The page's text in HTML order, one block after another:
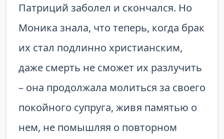
Патриций заболел и скончался. Но
Моника знала, что теперь, когда брак
их стал подлинно христианским,
даже смерть не сможет их разлучить
– она продолжала молиться за своего
покойного супруга, живя памятью о
нем, не помышляя о повторном